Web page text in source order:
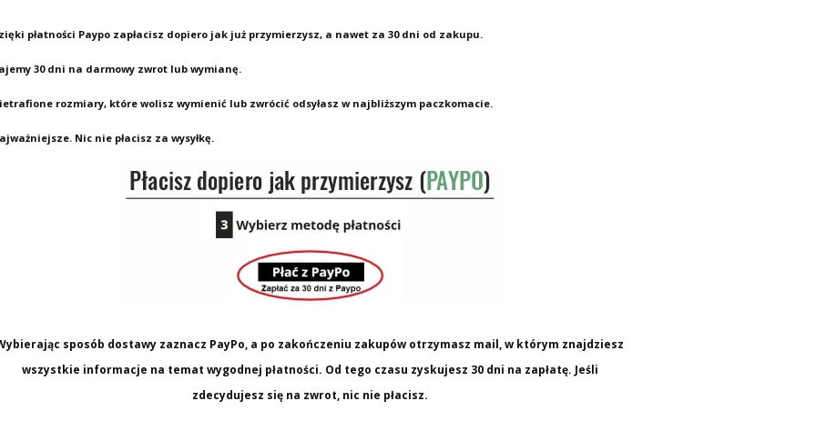
płatności Paypo zapłacisz dopiero jak już przymierzysz, a nawet za 30 dni od zakupu.
30 dni na darmowy zwrot lub wymianę.
rozmiary, które wolisz wymienić lub zwrócić odsyłasz w najbliższym paczkomacie.
Nic nie płacisz za wysyłkę.
sposób dostawy zaznacz PayPo, a po zakończeniu zakupów otrzymasz mail, w którym znajdziesz
wszystkie informacje na temat wygodnej płatności. Od tego czasu zyskujesz 30 dni na zapłatę. Jeśli
zdecydujesz się na zwrot, nic nie płacisz.